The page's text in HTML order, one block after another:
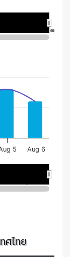
ศไทย